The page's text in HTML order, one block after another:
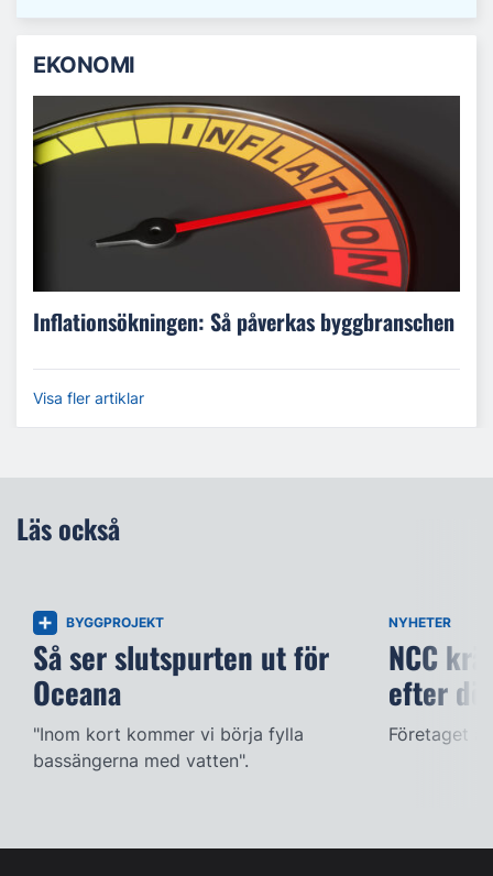
EKONOMI
Inflationsökningen: Så påverkas byggbranschen
Visa fler artiklar
Läs också
BYGGPROJEKT
Så ser slutspurten ut för
Oceana
"Inom kort kommer vi börja fylla
bassängerna med vatten".
NYHETER
NCC
efter
Företaget